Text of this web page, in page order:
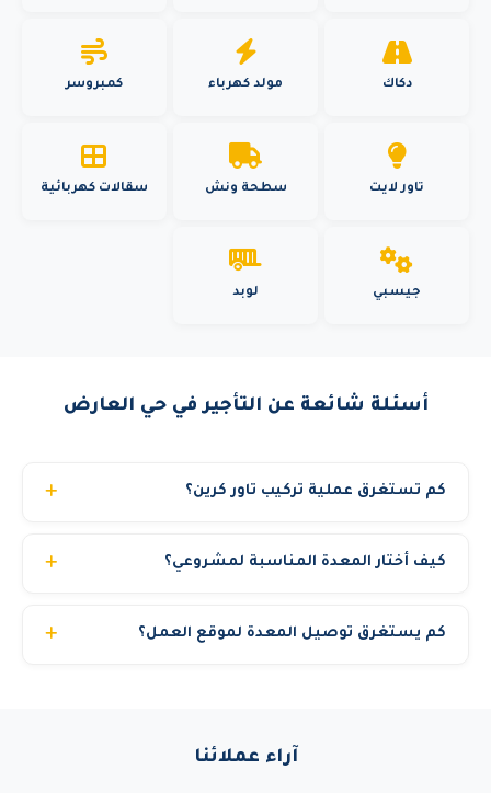
دكاك مولد كهرباء كمبروسر
تاور لايت سطحة ونش سقالات كهربائية
جيسبي لوبد
أسئلة شائعة عن التأجير في حي العارض
كم تستغرق عملية تركيب تاور كرين؟
الموقع. نقدم خدمة التركيب والتفكيك كاملة مع فريق هندسي
كيف أختار المعدة المناسبة لمشروعي؟
نوع العمل المطلوب، الارتفاع أو الحمولة، الموقع (داخلي أو
كم يستغرق توصيل المعدة لموقع العمل؟
التوصيل في الموعد المحدد بالضبط.
آراء عملائنا